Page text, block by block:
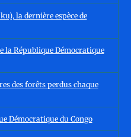
la dernière espèce de
la République Démocratique
des forêts perdus chaque
Démocratique du Congo